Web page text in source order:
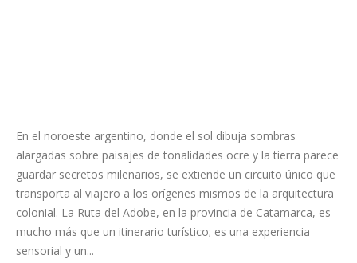
En el noroeste argentino, donde el sol dibuja sombras
alargadas sobre paisajes de tonalidades ocre y la tierra parece
guardar secretos milenarios, se extiende un circuito único que
transporta al viajero a los orígenes mismos de la arquitectura
colonial. La Ruta del Adobe, en la provincia de Catamarca, es
mucho más que un itinerario turístico; es una experiencia
sensorial y un...